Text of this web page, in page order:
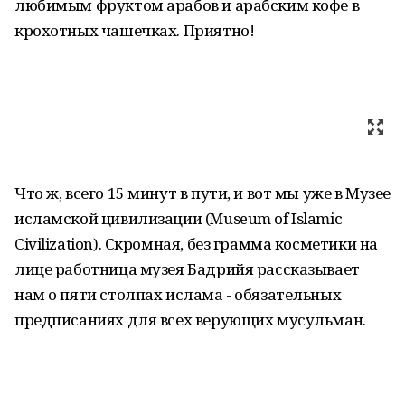
любимым фруктом арабов и арабским кофе в
крохотных чашечках. Приятно!
Что ж, всего 15 минут в пути, и вот мы уже в Музее
исламской цивилизации (Museum of Islamic
Civilization). Скромная, без грамма косметики на
лице работница музея Бадрийя рассказывает
нам о пяти столпах ислама - обязательных
предписаниях для всех верующих мусульман.